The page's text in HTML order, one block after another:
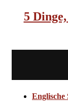
5
Englische